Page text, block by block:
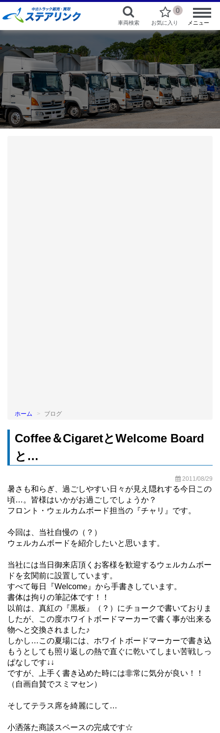
車両検索
0
お気に入り メニュー
ホーム ブログ
Coffee＆CigaretとWelcome Board
と…
2011/08/29
暑さも和らぎ、過ごしやすい日々が見え隠れする今日この
頃…。皆様はいかがお過ごしでしょうか？
フロント・ウェルカムボード担当の『チャリ』です。
今回は、当社自慢の（？）
ウェルカムボードを紹介したいと思います。
当社には当日御来店頂くお客様を歓迎するウェルカムボー
ドを玄関前に設置しています。
すべて毎日『Welcome』から手書きしています。
書体は拘りの筆記体です！！
以前は、真紅の『黒板』（？）にチョークで書いておりま
したが、この度ホワイトボードマーカーで書く事が出来る
物へと交換されました♪
しかし…この夏場には、ホワイトボードマーカーで書き込
もうとしても照り返しの熱で直ぐに乾いてしまい苦戦しっ
ぱなしです↓↓
ですが、上手く書き込めた時には非常に気分が良い！！
（自画自賛でスミマセン）
そしてテラス席を綺麗にして…
小洒落た商談スペースの完成です☆